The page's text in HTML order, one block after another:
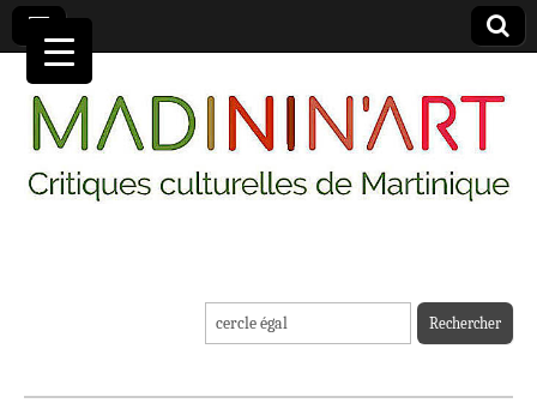
MADININ'ART
Rechercher :